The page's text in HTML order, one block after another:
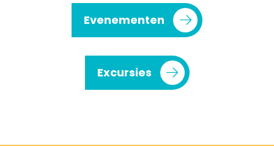
Evenementen
Excursies